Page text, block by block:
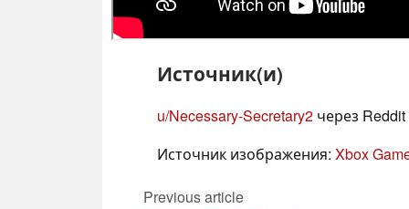
Источник(и)
u/Necessary-Secretary2 через Reddit
Источник изображения: Xbox
Previous article